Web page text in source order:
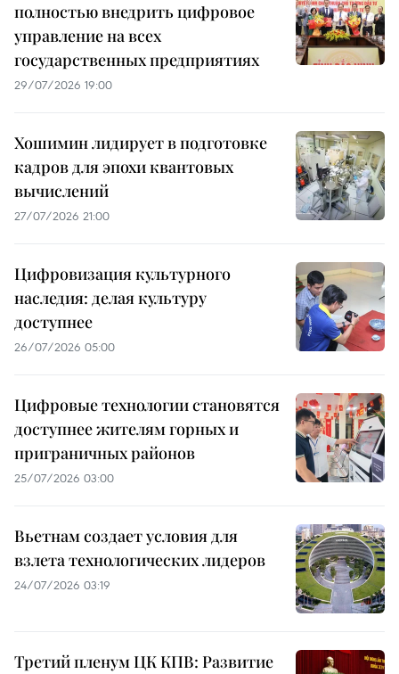
полностью внедрить цифровое
управление на всех
государственных предприятиях
29/07/2026 19:00
Хошимин лидирует в подготовке
кадров для эпохи квантовых
вычислений
27/07/2026 21:00
Цифровизация культурного
наследия: делая культуру
доступнее
26/07/2026 05:00
Цифровые технологии становятся
доступнее жителям горных и
приграничных районов
25/07/2026 03:00
Вьетнам создает условия для
взлета технологических лидеров
24/07/2026 03:19
Третий пленум ЦК КПВ: Развитие